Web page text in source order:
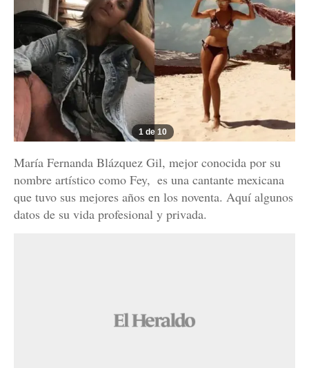
1 de 10
María Fernanda Blázquez Gil​, mejor conocida por su
nombre artístico como Fey, ​ es una cantante mexicana
que tuvo sus mejores años en los noventa. Aquí algunos
datos de su vida profesional y privada.